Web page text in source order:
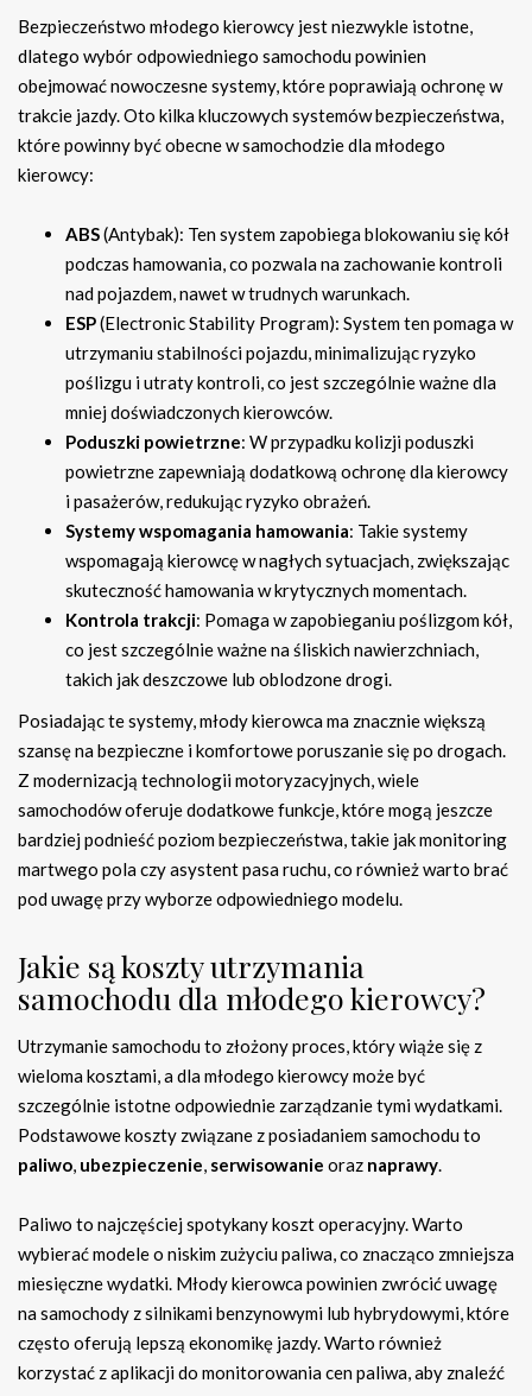
Bezpieczeństwo młodego kierowcy jest niezwykle istotne,
dlatego wybór odpowiedniego samochodu powinien
obejmować nowoczesne systemy, które poprawiają ochronę w
trakcie jazdy. Oto kilka kluczowych systemów bezpieczeństwa,
które powinny być obecne w samochodzie dla młodego
kierowcy:
ABS(Antybak): Ten system zapobiega blokowaniu się kół
podczas hamowania, co pozwala na zachowanie kontroli
nad pojazdem, nawet w trudnych warunkach.
ESP(Electronic Stability Program): System ten pomaga w
utrzymaniu stabilności pojazdu, minimalizując ryzyko
poślizgu i utraty kontroli, co jest szczególnie ważne dla
mniej doświadczonych kierowców.
Poduszki powietrzne: W przypadku kolizji poduszki
powietrzne zapewniają dodatkową ochronę dla kierowcy
i pasażerów, redukując ryzyko obrażeń.
Systemy wspomagania hamowania: Takie systemy
wspomagają kierowcę w nagłych sytuacjach, zwiększając
skuteczność hamowania w krytycznych momentach.
Kontrola trakcji: Pomaga w zapobieganiu poślizgom kół,
co jest szczególnie ważne na śliskich nawierzchniach,
takich jak deszczowe lub oblodzone drogi.
Posiadając te systemy, młody kierowca ma znacznie większą
szansę na bezpieczne i komfortowe poruszanie się po drogach.
Z modernizacją technologii motoryzacyjnych, wiele
samochodów oferuje dodatkowe funkcje, które mogą jeszcze
bardziej podnieść poziom bezpieczeństwa, takie jak monitoring
martwego pola czy asystent pasa ruchu, co również warto brać
pod uwagę przy wyborze odpowiedniego modelu.
Jakie są koszty utrzymania
samochodu dla młodego kierowcy?
Utrzymanie samochodu to złożony proces, który wiąże się z
wieloma kosztami, a dla młodego kierowcy może być
szczególnie istotne odpowiednie zarządzanie tymi wydatkami.
Podstawowe koszty związane z posiadaniem samochodu to
paliwo, ubezpieczenie, serwisowanie oraz naprawy.
Paliwo to najczęściej spotykany koszt operacyjny. Warto
wybierać modele o niskim zużyciu paliwa, co znacząco zmniejsza
miesięczne wydatki. Młody kierowca powinien zwrócić uwagę
na samochody z silnikami benzynowymi lub hybrydowymi, które
często oferują lepszą ekonomikę jazdy. Warto również
korzystać z aplikacji do monitorowania cen paliwa, aby znaleźć